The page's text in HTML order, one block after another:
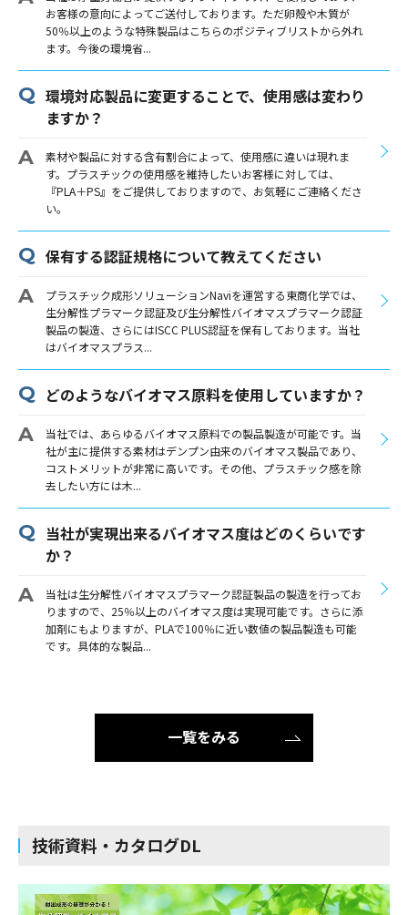
お客様の意向によってご送付しております。ただ卵殻や木質が
50％以上のような特殊製品はこちらのポジティブリストから外れ
ます。今後の環境省...
環境対応製品に変更することで、使用感は変わり
ますか？
素材や製品に対する含有割合によって、使用感に違いは現れま
す。プラスチックの使用感を維持したいお客様に対しては、
『PLA＋PS』をご提供しておりますので、お気軽にご連絡くださ
い。
保有する認証規格について教えてください
プラスチック成形ソリューションNaviを運営する東商化学では、
生分解性プラマーク認証及び生分解性バイオマスプラマーク認証
製品の製造、さらにはISCC PLUS認証を保有しております。当社
はバイオマスプラス...
どのようなバイオマス原料を使用していますか？
当社では、あらゆるバイオマス原料での製品製造が可能です。当
社が主に提供する素材はデンプン由来のバイオマス製品であり、
コストメリットが非常に高いです。その他、プラスチック感を除
去したい方には木...
当社が実現出来るバイオマス度はどのくらいです
か？
当社は生分解性バイオマスプラマーク認証製品の製造を行ってお
りますので、25％以上のバイオマス度は実現可能です。さらに添
加剤にもよりますが、PLAで100％に近い数値の製品製造も可能
です。具体的な製品...
一覧をみる
技術資料・カタログDL